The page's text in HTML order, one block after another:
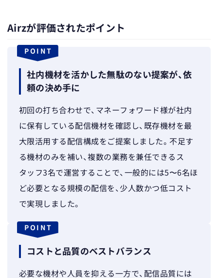
Airzが評価されたポイント
POINT
社内機材を活かした無駄のない提案が、依
頼の決め手に
初回の打ち合わせで、マネーフォワード様が社内
に保有している配信機材を確認し、既存機材を最
大限活用する配信構成をご提案しました。不足す
る機材のみを補い、複数の業務を兼任できるス
タッフ3名で運営することで、一般的には5〜6名ほ
ど必要となる規模の配信を、少人数かつ低コスト
で実現しました。
POINT
コストと品質のベストバランス
必要な機材や人員を抑える一方で、配信品質には